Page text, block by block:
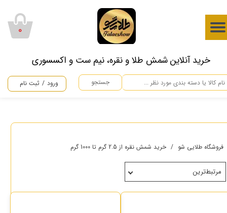
​خرید آنلاین شمش طلا و نقره، نیم ست و اکسسوری
جستجو ورود / ثبت نام
حساب کاربری من
سفارشات
۰
فروشگاه طلایی شو خرید شمش نقره از 2.5 گرم تا 1000 گرم
مرتبط‌ترین